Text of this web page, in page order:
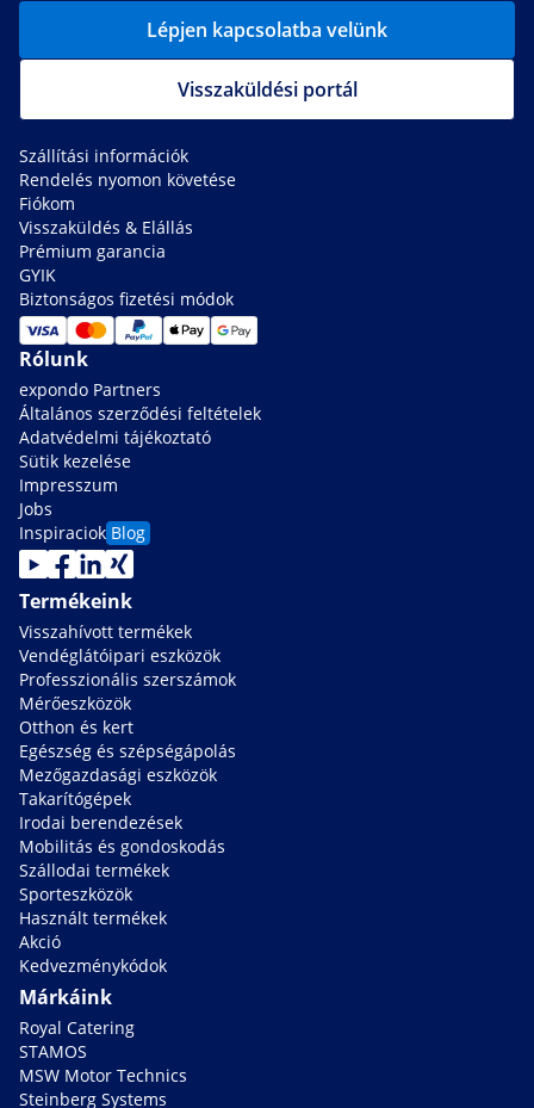
Lépjen kapcsolatba velünk
Visszaküldési portál
Szállítási információk
Rendelés nyomon követése
Fiókom
Visszaküldés & Elállás
Prémium garancia
GYIK
Biztonságos fizetési módok
Rólunk
expondo Partners
Általános szerződési feltételek
Adatvédelmi tájékoztató
Sütik kezelése
Impresszum
Jobs
Inspiraciok Blog
Termékeink
Visszahívott termékek
Vendéglátóipari eszközök
Professzionális szerszámok
Mérőeszközök
Otthon és kert
Egészség és szépségápolás
Mezőgazdasági eszközök
Takarítógépek
Irodai berendezések
Mobilitás és gondoskodás
Szállodai termékek
Sporteszközök
Használt termékek
Akció
Kedvezménykódok
Márkáink
Royal Catering
STAMOS
MSW Motor Technics
Steinberg Systems